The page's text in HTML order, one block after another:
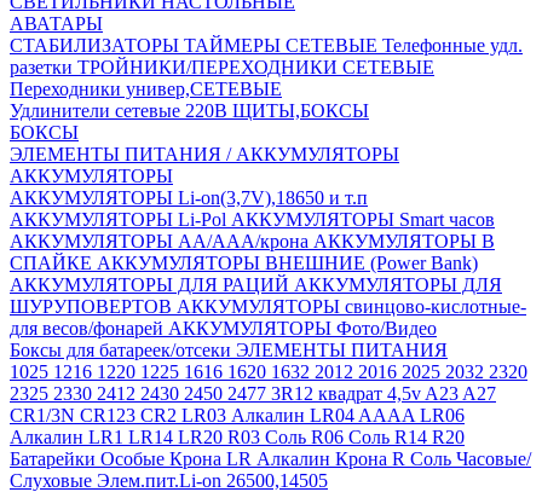
АВАТАРЫ
СТАБИЛИЗАТОРЫ ТАЙМЕРЫ СЕТЕВЫЕ Телефонные удл.
разетки ТРОЙНИКИ/ПЕРЕХОДНИКИ СЕТЕВЫЕ
Переходники универ,СЕТЕВЫЕ
Удлинители сетевые 220В ЩИТЫ,БОКСЫ
БОКСЫ
ЭЛЕМЕНТЫ ПИТАНИЯ / АККУМУЛЯТОРЫ
АККУМУЛЯТОРЫ
АККУМУЛЯТОРЫ Li-on(3,7V),18650 и т.п
АККУМУЛЯТОРЫ Li-Pol АККУМУЛЯТОРЫ Smart часов
АККУМУЛЯТОРЫ АА/ААА/крона АККУМУЛЯТОРЫ В
СПАЙКЕ АККУМУЛЯТОРЫ ВНЕШНИЕ (Power Bank)
АККУМУЛЯТОРЫ ДЛЯ РАЦИЙ АККУМУЛЯТОРЫ ДЛЯ
ШУРУПОВЕРТОВ АККУМУЛЯТОРЫ свинцово-кислотные-
для весов/фонарей АККУМУЛЯТОРЫ Фото/Видео
Боксы для батареек/отсеки ЭЛЕМЕНТЫ ПИТАНИЯ
1025 1216 1220 1225 1616 1620 1632 2012 2016 2025 2032 2320
2325 2330 2412 2430 2450 2477 3R12 квадрат 4,5v A23 A27
CR1/3N CR123 CR2 LR03 Алкалин LR04 AAAA LR06
Алкалин LR1 LR14 LR20 R03 Соль R06 Соль R14 R20
Батарейки Особые Крона LR Алкалин Крона R Соль Часовые/
Слуховые Элем.пит.Li-on 26500,14505